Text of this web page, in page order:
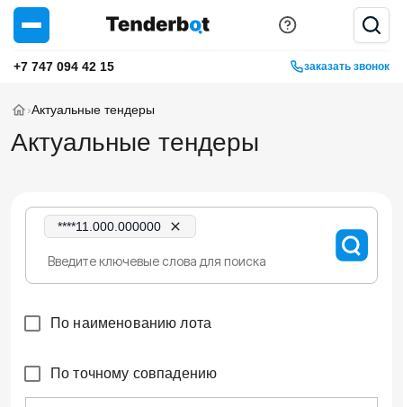
+7 747 094 42 15 заказать звонок
›Актуальные тендеры
Актуальные тендеры
****11.000.000000
По наименованию лота
По точному совпадению